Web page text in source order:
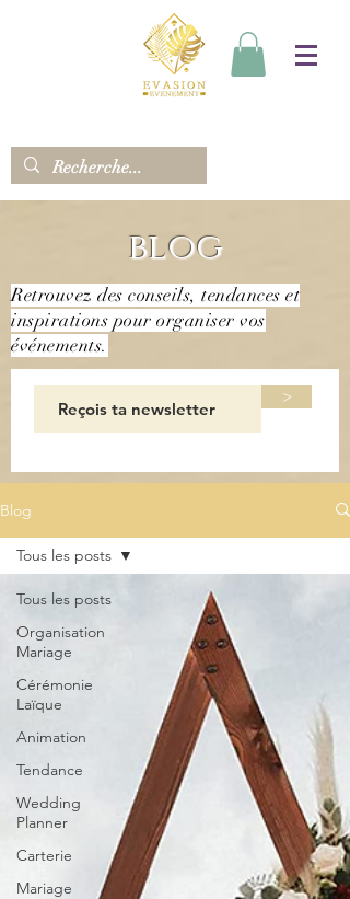
blog
Retrouvez des conseils, tendances et
inspirations pour organiser vos
événements.
>
Blog
Tous les posts
Organisation
Mariage
Cérémonie
Laïque
Animation
Tendance
Wedding
Planner
Carterie
Mariage
Tous les posts